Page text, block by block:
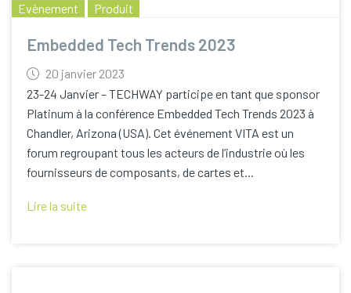
Evènement Produit
Embedded Tech Trends 2023
20 janvier 2023
23-24 Janvier – TECHWAY participe en tant que sponsor
Platinum à la conférence Embedded Tech Trends 2023 à
Chandler, Arizona (USA). Cet événement VITA est un
forum regroupant tous les acteurs de l’industrie où les
fournisseurs de composants, de cartes et...
Lire la suite